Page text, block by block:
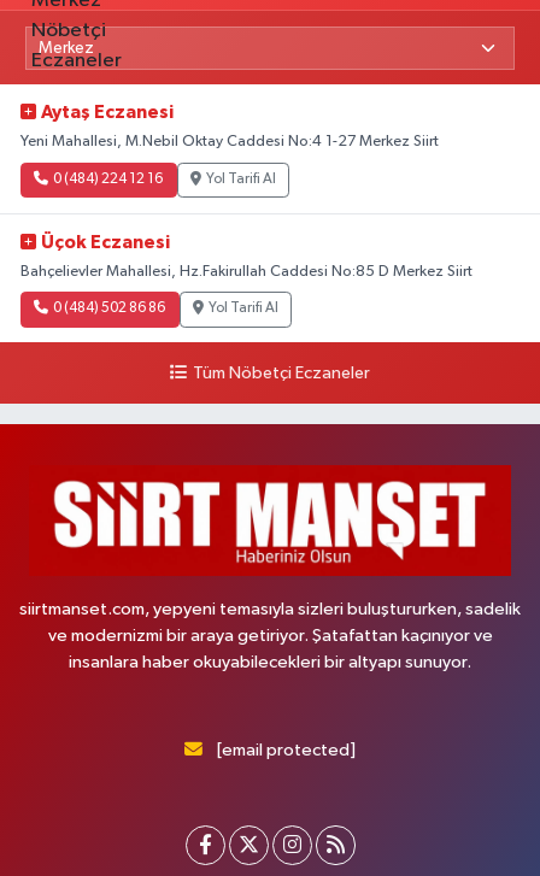
Aytaş Eczanesi
Yeni Mahallesi, M.Nebil Oktay Caddesi No:4 1-27 Merkez Siirt
0 (484) 224 12 16 Yol Tarifi Al
Üçok Eczanesi
Bahçelievler Mahallesi, Hz.Fakirullah Caddesi No:85 D Merkez Siirt
0 (484) 502 86 86 Yol Tarifi Al
Tüm Nöbetçi Eczaneler
siirtmanset.com, yepyeni temasıyla sizleri buluştururken, sadelik
ve modernizmi bir araya getiriyor. Şatafattan kaçınıyor ve
insanlara haber okuyabilecekleri bir altyapı sunuyor.
[email protected]